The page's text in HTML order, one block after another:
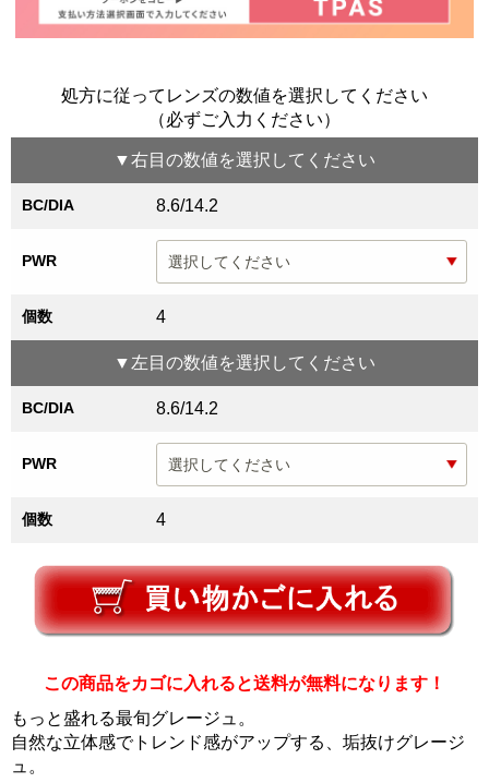
処方に従ってレンズの数値を選択してください
（必ずご入力ください）
▼右目 の数値を選択してください
BC/DIA 8.6/14.2
PWR
個数 4
▼左目 の数値を選択してください
BC/DIA 8.6/14.2
PWR
個数 4
この商品をカゴに入れると送料が無料になります！
もっと盛れる最旬グレージュ。
自然な立体感でトレンド感がアップする、垢抜けグレージ
ュ。